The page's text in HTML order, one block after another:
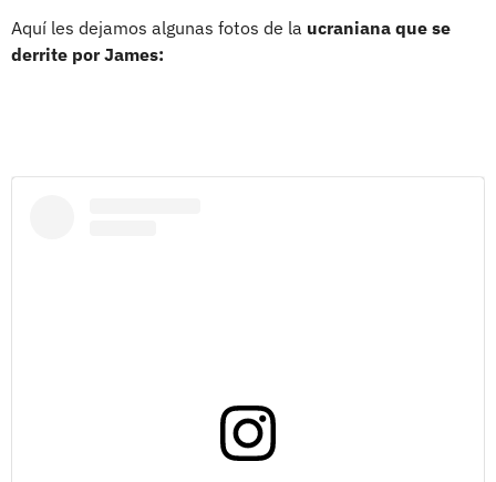
Aquí les dejamos algunas fotos de la ucraniana que se
derrite por James: